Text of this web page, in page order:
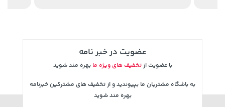
عضویت در خبر نامه
با عضویت ازتخفیف های ویژه ما بهره مند شوید
به باشگاه مشتریان ما بپیوندید و از تخفیف های مشترکین خبرنامه
بهره مند شوید